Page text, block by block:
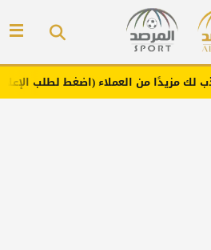
(اضغط لطلب الإعلان)